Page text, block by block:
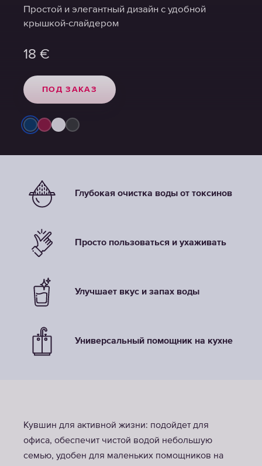
Простой и элегантный дизайн с удобной
крышкой-слайдером
18 €
ПОД ЗАКАЗ
Простой и элегантный дизайн с удобной
крышкой-слайдером
18 €
ПОД ЗАКАЗ
Простой и элегантный дизайн с удобной
крышкой-слайдером
18 €
ПОД ЗАКАЗ
Глубокая очистка воды от токсинов
Просто пользоваться и ухаживать
Улучшает вкус и запах воды
Универсальный помощник на кухне
Кувшин для активной жизни: подойдет для
офиса, обеспечит чистой водой небольшую
семью, удобен для маленьких помощников на